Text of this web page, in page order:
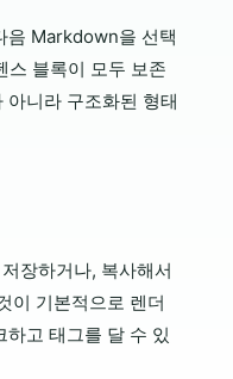
음 Markdown을 선택
스 블록이 모두 보존
니라 구조화된 형태
장하거나, 복사해서
이 기본적으로 렌더
고 태그를 달 수 있